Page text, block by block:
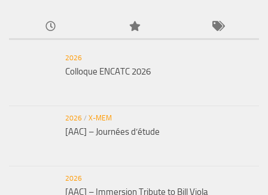
2026
Colloque ENCATC 2026
2026 / X-MEM
[AAC] – Journées d’étude
2026
[AAC] – Immersion Tribute to Bill Viola